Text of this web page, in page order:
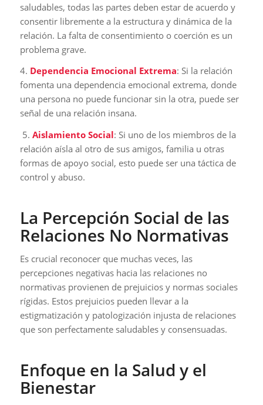
saludables, todas las partes deben estar de acuerdo y
consentir libremente a la estructura y dinámica de la
relación. La falta de consentimiento o coerción es un
problema grave.
4. Dependencia Emocional Extrema: Si la relación
fomenta una dependencia emocional extrema, donde
una persona no puede funcionar sin la otra, puede ser
señal de una relación insana.
5. Aislamiento Social: Si uno de los miembros de la
relación aísla al otro de sus amigos, familia u otras
formas de apoyo social, esto puede ser una táctica de
control y abuso.
La Percepción Social de las
Relaciones No Normativas
Es crucial reconocer que muchas veces, las
percepciones negativas hacia las relaciones no
normativas provienen de prejuicios y normas sociales
rígidas. Estos prejuicios pueden llevar a la
estigmatización y patologización injusta de relaciones
que son perfectamente saludables y consensuadas.
Enfoque en la Salud y el
Bienestar